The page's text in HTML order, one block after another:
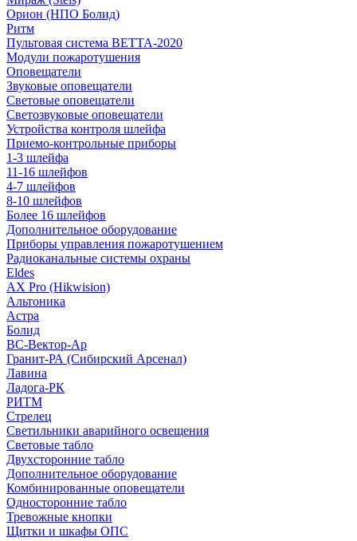
Орион (НПО Болид)
Ритм
Пультовая система ВЕТТА-2020
Модули пожаротушения
Оповещатели
Звуковые оповещатели
Световые оповещатели
Светозвуковые оповещатели
Устройства контроля шлейфа
Приемо-контрольные приборы
1-3 шлейфа
11-16 шлейфов
4-7 шлейфов
8-10 шлейфов
Более 16 шлейфов
Дополнительное оборудование
Приборы управления пожаротушением
Радиоканальные системы охраны
Eldes
AX Pro (Hikwision)
Альтоника
Астра
Болид
ВС-Вектор-Ар
Гранит-РА (Сибирский Арсенал)
Лавина
Ладога-РК
РИТМ
Стрелец
Светильники аварийного освещения
Световые табло
Двухсторонние табло
Дополнительное оборудование
Комбинированные оповещатели
Односторонние табло
Тревожные кнопки
Щитки и шкафы ОПС